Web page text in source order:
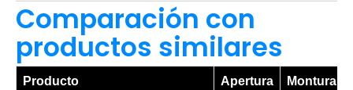
Comparación con
productos similares
Producto Apertura Montura